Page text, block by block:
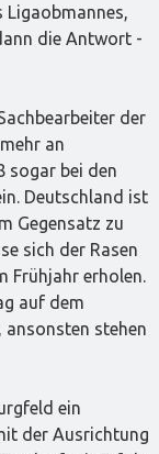
Ligaobmannes,
die Antwort -
der
an
sogar bei den
Deutschland ist
Gegensatz zu
sich der Rasen
Frühjahr erholen.
auf dem
stehen
ein
der Ausrichtung